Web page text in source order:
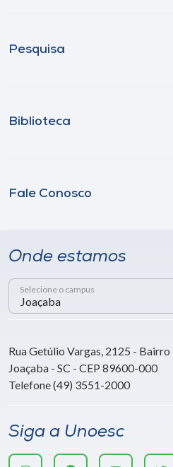
Pesquisa
Biblioteca
Fale Conosco
Onde estamos
Selecione o campus
Rua Getúlio Vargas, 2125 - Bairro
Joaçaba - SC - CEP 89600-000
Telefone (49) 3551-2000
Siga a Unoesc